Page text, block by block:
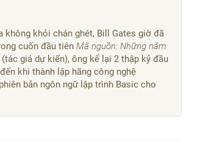
khỏi chán ghét, Bill Gates giờ đã
cuốn đầu tiên Mã nguồn: Những năm
giả dự kiến), ông kể lại 2 thập kỷ đầu
khi thành lập hãng công nghệ
bản ngôn ngữ lập trình Basic cho